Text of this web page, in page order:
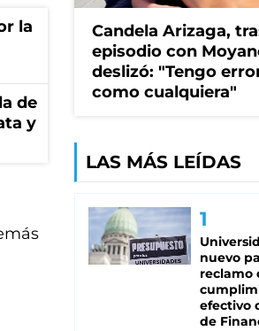
la
de
y
Candela Arizaga,
episodio con
deslizó: "Tengo
como cualquiera"
LAS MÁS LEÍDAS
nuevo
reclamo
efectivo
de